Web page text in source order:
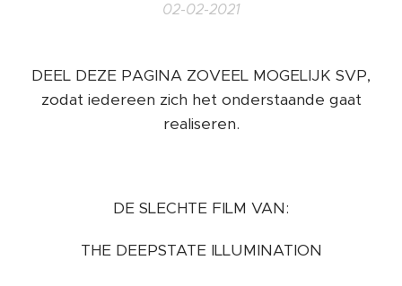
02-02-2021
DEEL DEZE PAGINA ZOVEEL MOGELIJK SVP,
zodat iedereen zich het onderstaande gaat
realiseren.
DE SLECHTE FILM VAN:
THE DEEPSTATE ILLUMINATION